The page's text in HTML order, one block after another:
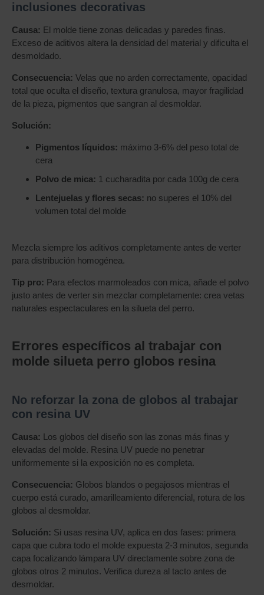
inclusiones decorativas
Causa: El molde tiene zonas delicadas y paredes finas.
Exceso de aditivos altera la densidad del material y dificulta el
desmoldado.
Consecuencia: Velas que no arden correctamente, opacidad
total que oculta el diseño, textura granulosa, mayor fragilidad
de la pieza, pigmentos que sangran al desmoldar.
Solución:
Pigmentos líquidos: máximo 3-6% del peso total de
cera
Polvo de mica: 1 cucharadita por cada 100g de cera
Lentejuelas y flores secas: no superes el 10% del
volumen total del molde
Mezcla siempre los aditivos completamente antes de verter
para distribución homogénea.
Tip pro: Para efectos marmoleados con mica, añade el polvo
justo antes de verter sin mezclar completamente: crea vetas
naturales espectaculares en la silueta del perro.
Errores específicos al trabajar con
molde silueta perro globos resina
No reforzar la zona de globos al trabajar
con resina UV
Causa: Los globos del diseño son las zonas más finas y
elevadas del molde. Resina UV puede no penetrar
uniformemente si la exposición no es completa.
Consecuencia: Globos blandos o pegajosos mientras el
cuerpo está curado, amarilleamiento diferencial, rotura de los
globos al desmoldar.
Solución: Si usas resina UV, aplica en dos fases: primera
capa que cubra todo el molde expuesta 2-3 minutos, segunda
capa focalizando lámpara UV directamente sobre zona de
globos otros 2 minutos. Verifica dureza al tacto antes de
desmoldar.